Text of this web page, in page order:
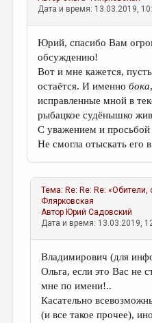
Дата и время: 13.03.2019,
Юрий, спасибо Вам
обсуждению!
Вот и мне кажется,
остаётся. И именнобока
исправленные мной в
рыбацкое судёнышко
С уважением и
Не смогла отыскать его
Тема: Re: Re: Re: «Обители,
Флярковская
Автор Юрий Садовский
Дата и время: 13.03.2019,
Владимирович (для
Ольга, если это Вас не
мне по имени!..
Касательно
(и все такое прочее),